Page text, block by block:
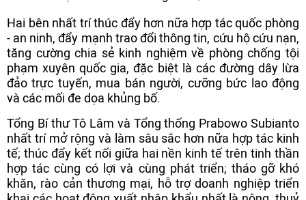
Hai bên nhất trí thúc đẩy hơn nữa hợp tác quốc phòng
- an ninh, đẩy mạnh trao đổi thông tin, cứu hộ cứu nạn,
tăng cường chia sẻ kinh nghiệm về phòng chống tội
phạm xuyên quốc gia, đặc biệt là các đường dây lừa
đảo trực tuyến, mua bán người, cưỡng bức lao động
và các mối đe dọa khủng bố.
Tổng Bí thư Tô Lâm và Tổng thống Prabowo Subianto
nhất trí mở rộng và làm sâu sắc hơn nữa hợp tác kinh
tế; thúc đẩy kết nối giữa hai nền kinh tế trên tinh thần
hợp tác cùng có lợi và cùng phát triển; tháo gỡ khó
khăn, rào cản thương mại, hỗ trợ doanh nghiệp triển